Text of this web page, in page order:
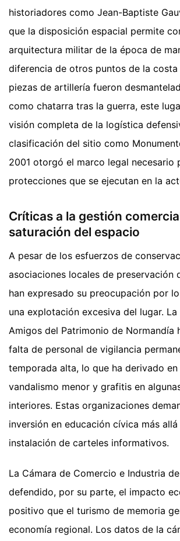
historiadores como Jean-Baptiste
que la disposición espacial permite
arquitectura militar de la época de
diferencia de otros puntos de la costa
piezas de artillería fueron
como chatarra tras la guerra, este
visión completa de la logística
clasificación del sitio como
2001 otorgó el marco legal necesario
protecciones que se ejecutan en la
Críticas a la gestión
saturación del espacio
A pesar de los esfuerzos de
asociaciones locales de preservación
han expresado su preocupación por
una explotación excesiva del lugar. La
Amigos del Patrimonio de Normandía
falta de personal de vigilancia
temporada alta, lo que ha derivado
vandalismo menor y grafitis en
interiores. Estas organizaciones
inversión en educación cívica más
instalación de carteles informativos.
La Cámara de Comercio e Industria
defendido, por su parte, el impacto
positivo que el turismo de memoria
economía regional. Los datos de la